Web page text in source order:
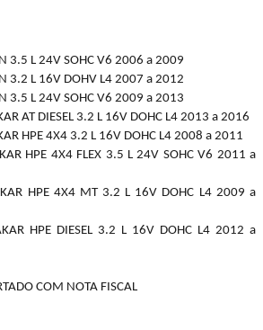
3.5 L 24V SOHC V6 2006 a 2009
3.2 L 16V DOHV L4 2007 a 2012
3.5 L 24V SOHC V6 2009 a 2013
AT DIESEL 3.2 L 16V DOHC L4 2013 a 2016
HPE 4X4 3.2 L 16V DOHC L4 2008 a 2011
HPE 4X4 FLEX 3.5 L 24V SOHC V6 2011 a
HPE 4X4 MT 3.2 L 16V DOHC L4 2009 a
HPE DIESEL 3.2 L 16V DOHC L4 2012 a
COM NOTA FISCAL